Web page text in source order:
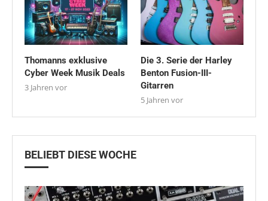
Thomanns exklusive
Cyber Week Musik Deals
3 Jahren vor
Die 3. Serie der Harley
Benton Fusion-III-
Gitarren
5 Jahren vor
BELIEBT DIESE WOCHE